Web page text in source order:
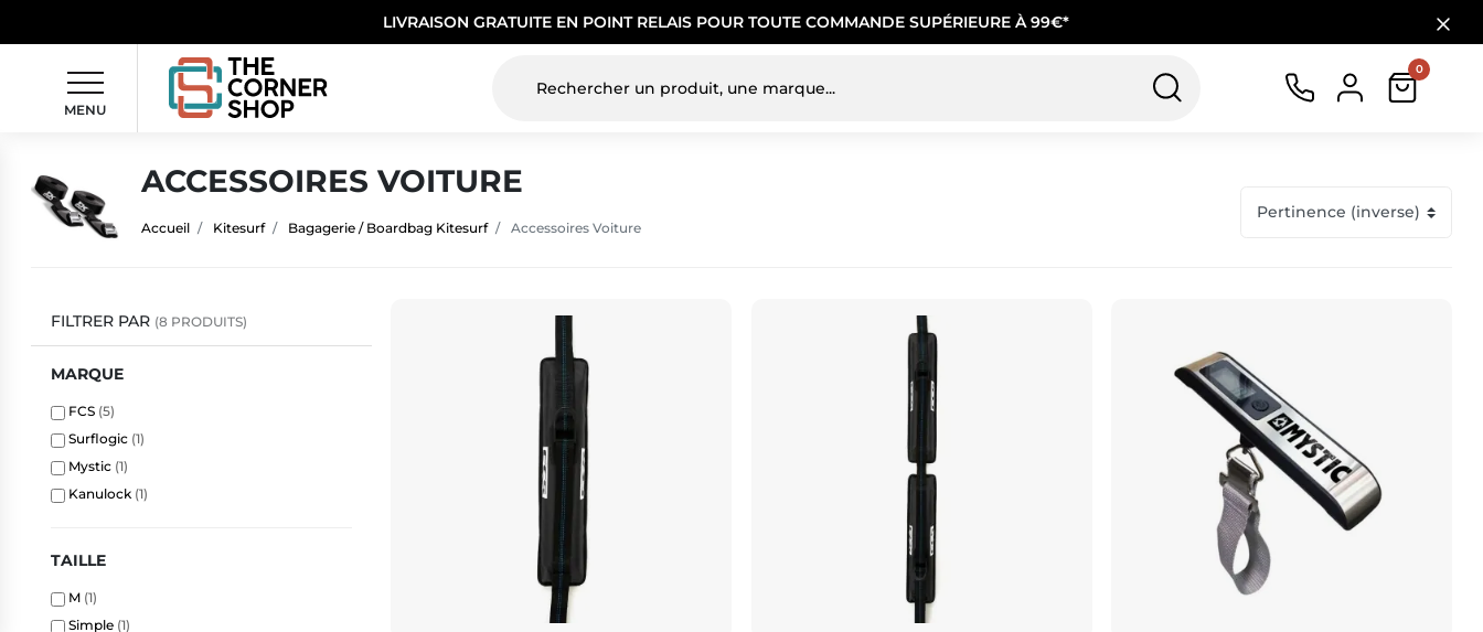
LIVRAISON GRATUITE EN POINT RELAIS POUR TOUTE COMMANDE SUPÉRIEURE À 99€*
MENU
0
ACCESSOIRES VOITURE
Accueil Kitesurf Bagagerie / Boardbag Kitesurf Accessoires Voiture
FILTRER PAR (8 PRODUITS)
MARQUE
FCS (5)
Surflogic (1)
Mystic (1)
Kanulock (1)
TAILLE
M (1)
Simple (1)